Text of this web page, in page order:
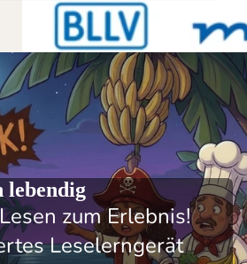
lebendig
zum Erlebnis!
Leselerngerät